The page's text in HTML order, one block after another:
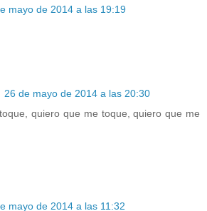
mayo de 2014 a las 19:19
26 de mayo de 2014 a las 20:30
quiero que me toque, quiero que me
mayo de 2014 a las 11:32